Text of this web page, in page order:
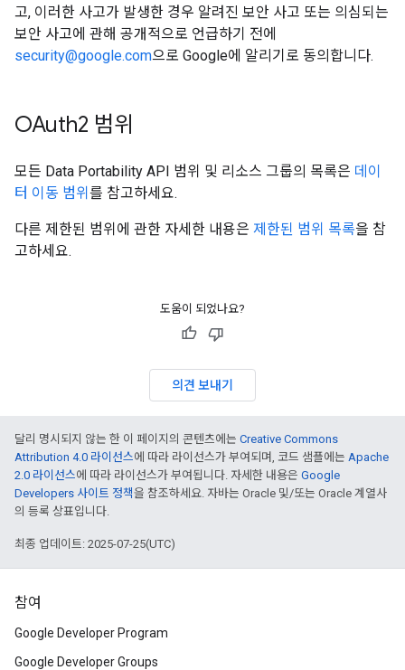
고, 이러한 사고가 발생한 경우 알려진 보안 사고 또는 의심되는
보안 사고에 관해 공개적으로 언급하기 전에
security@google.com으로 Google에 알리기로 동의합니다.
OAuth2 범위
모든 Data Portability API 범위 및 리소스 그룹의 목록은 데이
터 이동 범위 를 참고하세요.
다른 제한된 범위에 관한 자세한 내용은 제한된 범위 목록을 참
고하세요.
도움이 되었나요?
의견 보내기
달리 명시되지 않는 한 이 페이지의 콘텐츠에는 Creative Commons
Attribution 4.0 라이선스에 따라 라이선스가 부여되며, 코드 샘플에는 Apache
2.0 라이선스에 따라 라이선스가 부여됩니다. 자세한 내용은 Google
Developers 사이트 정책을 참조하세요. 자바는 Oracle 및/또는 Oracle 계열사
의 등록 상표입니다.
최종 업데이트: 2025-07-25(UTC)
참여
Google Developer Program
Google Developer Groups